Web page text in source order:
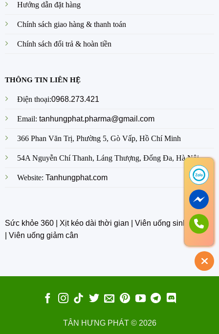
Hướng dẫn đặt hàng
Chính sách giao hàng & thanh toán
Chính sách đổi trả & hoàn tiền
THÔNG TIN LIÊN HỆ
Điện thoại:0968.273.421
Email: tanhungphat.pharma@gmail.com
366 Phan Văn Trị, Phường 5, Gò Vấp, Hồ Chí Minh
54A Nguyễn Chí Thanh, Láng Thượng, Đống Đa, Hà Nội
Website: Tanhungphat.com
Sức khỏe 360| Xịt kéo dài thời gian
Viên uống sinh lý nam
Viên uống giảm cân
TÂN HƯNG PHÁT © 2026